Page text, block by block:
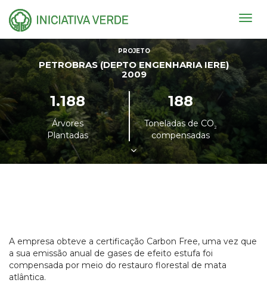
PROJETO
PETROBRAS (DEPTO ENGENHARIA IERE)
2009
1.188
Árvores
Plantadas
188
Toneladas de CO²
compensadas
A empresa obteve a certificação Carbon Free, uma vez que
a sua emissão anual de gases de efeito estufa foi
compensada por meio do restauro florestal de mata
atlântica.